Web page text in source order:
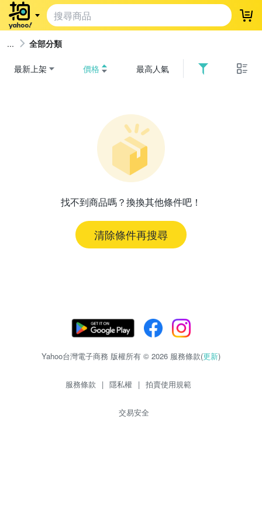
登
全部分類
最新上架 價格 最高人氣
找不到商品嗎？換換其他條件吧！
清除條件再搜尋
Yahoo台灣電子商務 版權所有 © 2026 服務條款(更新)
服務條款 | 隱私權 | 拍賣使用規範
交易安全